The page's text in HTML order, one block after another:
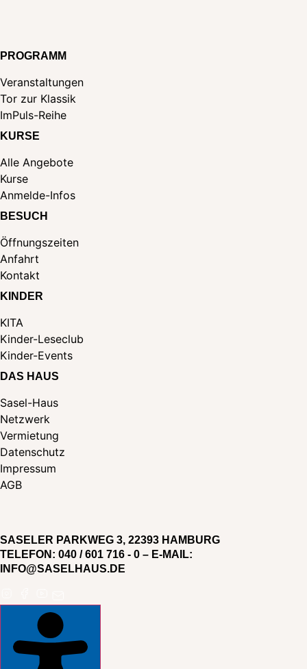
PROGRAMM
Veranstaltungen
Tor zur Klassik
ImPuls-Reihe
KURSE
Alle Angebote
Kurse
Anmelde-Infos
BESUCH
Öffnungszeiten
Anfahrt
Kontakt
KINDER
KITA
Kinder-Leseclub
Kinder-Events
DAS HAUS
Sasel-Haus
Netzwerk
Vermietung
Datenschutz
Impressum
AGB
SASELER PARKWEG 3, 22393 HAMBURG
TELEFON: 040 / 601 716 - 0 – E-MAIL:
INFO@SASELHAUS.DE